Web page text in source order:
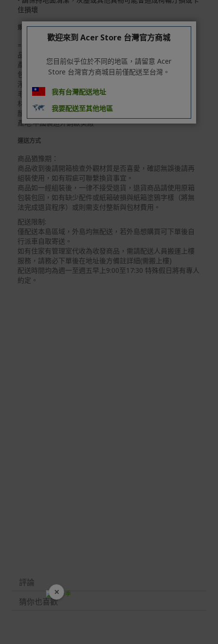
實際的到貨時間依配合的物流商做安排，在無特殊狀況下
可在出貨後的兩個工作天內送達。
預購商品依商品頁面上的出貨時間安排，且有可能因實際
保固與售後服務
s://www.acer.com/tw-zh/support/warranty/product-wa
rranties
非Acer旗下品牌商品保固依各商品和之廠商有所不同，詳
情請參考商品說明。
如有相關保固問題以及售後服務問題，您可以透過專線或
服務信箱聯繫客服。
付款方式
本網站提供以下付款方式：
信用卡一次付清：支援Visa、Master Card及JCB卡
信用卡分期付款：限指定商品使用，滿1千享3期0利
率/滿1萬享3期0利率/滿3萬享12期0利率
銀行帳戶轉帳：使用一次性虛擬帳戶
LINEPAY(含iPASS MONEY)
住損壞
規格說明
= 需自行簡易組裝 =
品牌:[E-Home]
產品尺寸:W60*D60*H118-128 cm(SH:43-53 cm)
包裝尺寸:60*34*58 cm
淨重:12 kg
毛重:13.5 kg
材質:塑膠射出+網布+尼龍五爪腳+PU滑輪
顏色:黑色
產地:中國製造外銷歐美廠
運送方式
商品猶豫期：
商品收到後請開箱檢查外觀材質是否喜愛，確認無誤後請再
組裝使用，如有瑕疵可聯繫換貨事宜。
商品如一經組裝後，一律不接受退貨，退貨商品請使用原箱
包裝包回，如有缺少配件或紙箱破損與紙箱塗鴉字樣（將無
法完成退貨程序）或則需支付整新與包材費用。
配送限制:
僅配送本島區域，外島均無配送，若外島想購買可下單後自
行派車自取寄送。
如有住家有管理室代收為收發商品，需請配送人員搬運上樓
服務，請務必下單後在地址後方備註詳細(需搬上樓)
配送時間均為週一至週五早上9:00至17:30 特殊假日將有專人
約定。
評論
猜你也喜歡
× 開學裝備全面降價
歡迎來到 Acer Store 台灣官方商城
您目前似乎位於不同的地區，請留意 Acer
Store 台灣官方商城目前僅配送至台灣。
我有台灣配送地址
我要配送至其他地區